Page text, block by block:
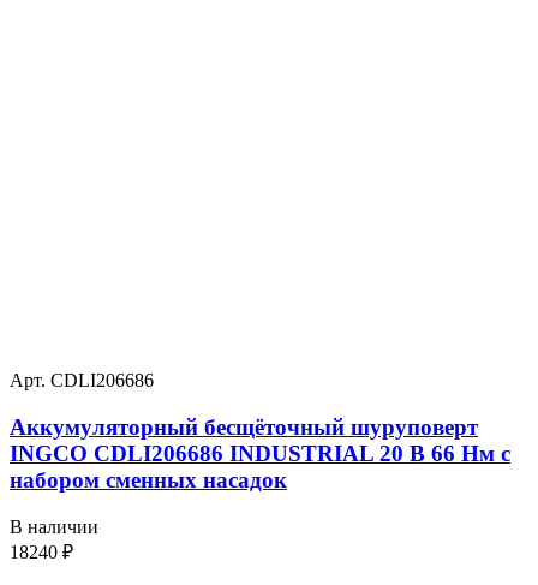
Арт. CDLI206686
Аккумуляторный бесщёточный шуруповерт
INGCO CDLI206686 INDUSTRIAL 20 В 66 Нм с
набором сменных насадок
В наличии
18240 ₽